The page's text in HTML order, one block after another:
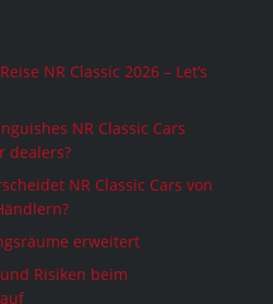
NR Classic 2026 – Let’s
NR Classic Cars
dealers?
NR Classic Cars von
erweitert
Risiken beim